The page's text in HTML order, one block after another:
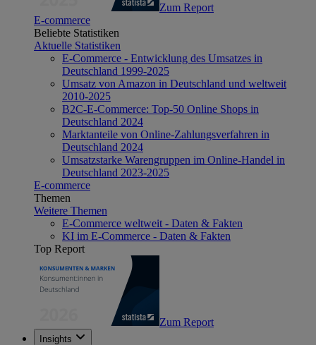
Zum Report
E-commerce
Beliebte Statistiken
Aktuelle Statistiken
E-Commerce - Entwicklung des Umsatzes in
Deutschland 1999-2025
Umsatz von Amazon in Deutschland und weltweit
2010-2025
B2C-E-Commerce: Top-50 Online Shops in
Deutschland 2024
Marktanteile von Online-Zahlungsverfahren in
Deutschland 2024
Umsatzstarke Warengruppen im Online-Handel in
Deutschland 2023-2025
E-commerce
Themen
Weitere Themen
E-Commerce weltweit - Daten & Fakten
KI im E-Commerce - Daten & Fakten
Top Report
Zum Report
Insights